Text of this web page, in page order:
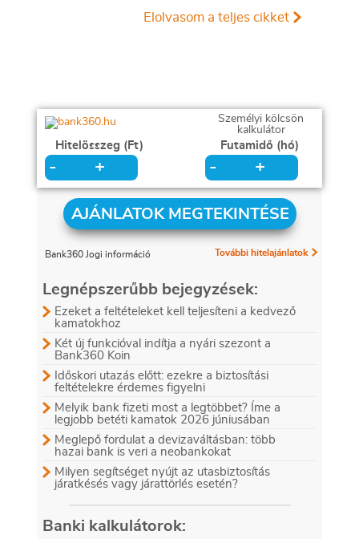
Elolvasom a teljes cikket
Személyi kölcsön
kalkulátor
Hitelösszeg (Ft)
- +
Futamidő (hó)
- +
AJÁNLATOK MEGTEKINTÉSE
Bank360 Jogi információ További hitelajánlatok
Legnépszerűbb bejegyzések:
Ezeket a feltételeket kell teljesíteni a kedvező
kamatokhoz
Két új funkcióval indítja a nyári szezont a
Bank360 Koin
Időskori utazás előtt: ezekre a biztosítási
feltételekre érdemes figyelni
Melyik bank fizeti most a legtöbbet? Íme a
legjobb betéti kamatok 2026 júniusában
Meglepő fordulat a devizaváltásban: több
hazai bank is veri a neobankokat
Milyen segítséget nyújt az utasbiztosítás
járatkésés vagy járattörlés esetén?
Banki kalkulátorok: